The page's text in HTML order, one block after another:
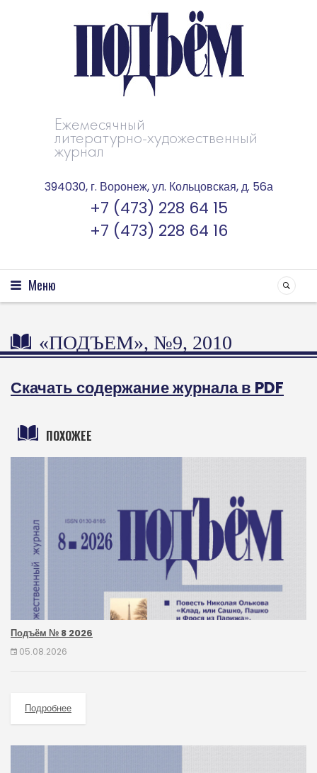
Ежемесячный
литературно-художественный
журнал
394030, г. Воронеж, ул. Кольцовская, д. 56а
+7 (473) 228 64 15
+7 (473) 228 64 16
Меню
«ПОДЪЕМ», №9, 2010
Скачать содержание журнала в PDF
ПОХОЖЕЕ
Подъём № 8 2026
05.08.2026
Подробнее